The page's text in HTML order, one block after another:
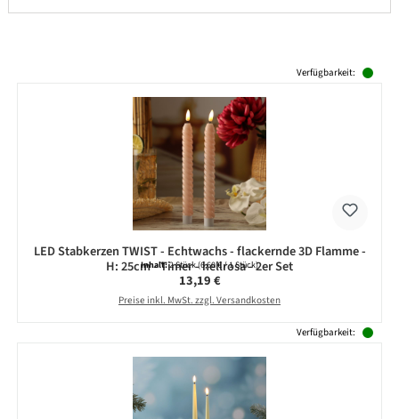
Verfügbarkeit:
LED Stabkerzen TWIST - Echtwachs - flackernde 3D Flamme -
H: 25cm - Timer - hellrosa - 2er Set
Inhalt:2 Stück(6,60 € / 1 Stück)
Regulärer Preis:
13,19 €
Preise inkl. MwSt. zzgl. Versandkosten
Verfügbarkeit: